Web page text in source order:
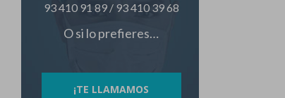
93 410 91 89/ 93 410 39 68
O si lo prefieres…
¡TE LLAMAMOS